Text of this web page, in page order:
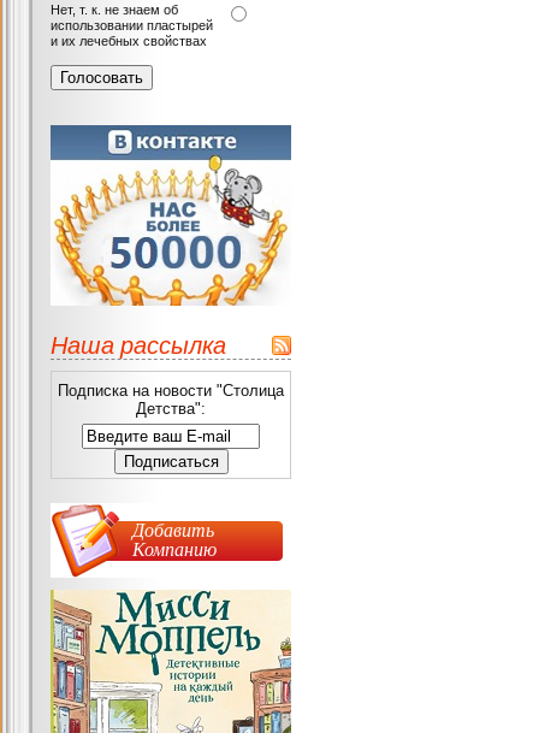
Нет, т. к. не знаем об
использовании пластырей
и их лечебных свойствах
Наша рассылка
Подписка на новости "Столица
Детства":
Добавить
Компанию